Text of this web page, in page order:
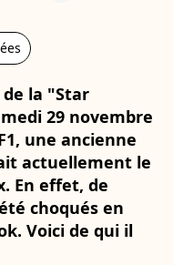
la "Star
29 novembre
une ancienne
actuellement le
En effet, de
choqués en
Voici de qui il